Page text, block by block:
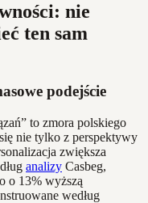
nie
ten sam
podejście
to zmora polskiego
nie tylko z perspektywy
zwiększa
analizy Casbeg,
o 13% wyższą
według